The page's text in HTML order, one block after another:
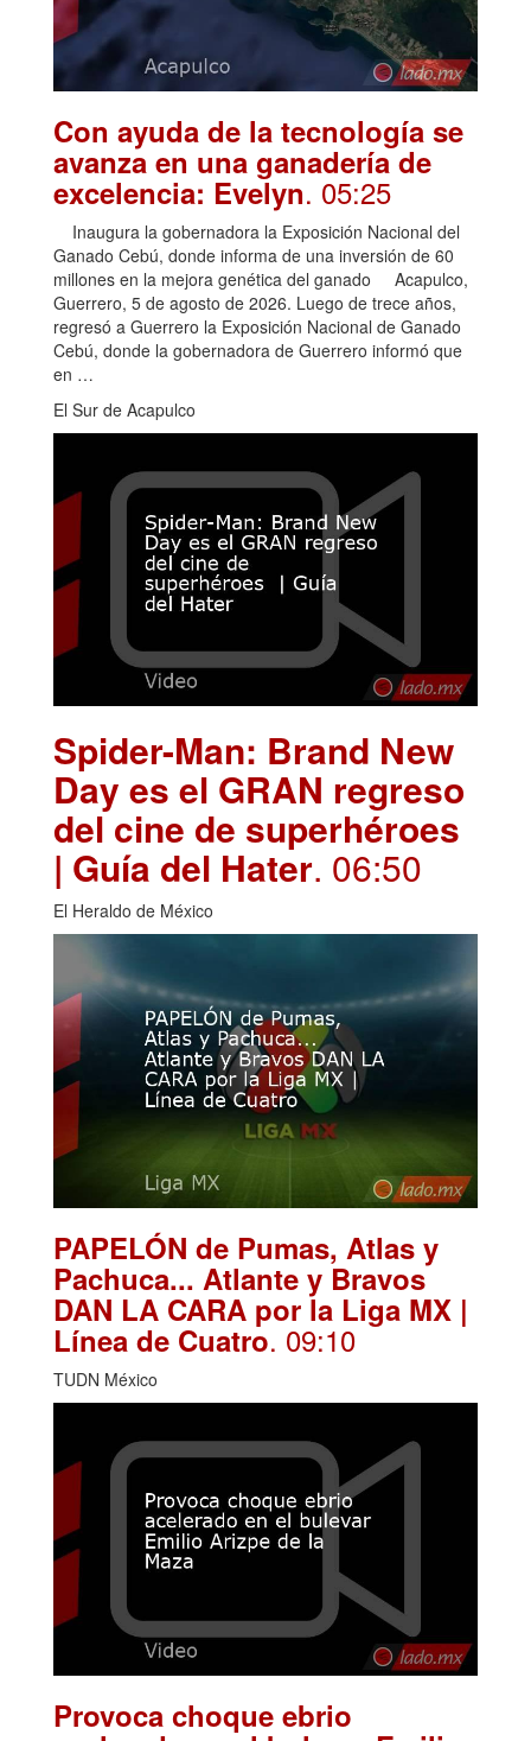
Con ayuda de la tecnología se
avanza en una ganadería de
excelencia: Evelyn. 05:25
Inaugura la gobernadora la Exposición Nacional del
Ganado Cebú, donde informa de una inversión de 60
millones en la mejora genética del ganado Acapulco,
Guerrero, 5 de agosto de 2026. Luego de trece años,
regresó a Guerrero la Exposición Nacional de Ganado
Cebú, donde la gobernadora de Guerrero informó que
en …
El Sur de Acapulco
Spider-Man: Brand New
Day es el GRAN regreso
del cine de superhéroes
| Guía del Hater. 06:50
El Heraldo de México
PAPELÓN de Pumas, Atlas y
Pachuca... Atlante y Bravos
DAN LA CARA por la Liga MX |
Línea de Cuatro. 09:10
TUDN México
Provoca choque ebrio